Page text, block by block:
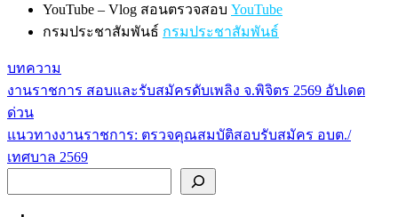
YouTube – Vlog สอนตรวจสอบ YouTube
กรมประชาสัมพันธ์ กรมประชาสัมพันธ์
บทความ
แนะแนว
เรื่อง
งานราชการ สอบและรับสมัครดับเพลิง จ.พิจิตร 2569 อัปเดต
ด่วน
แนวทางงานราชการ: ตรวจคุณสมบัติสอบรับสมัคร อบต./
เทศบาล 2569